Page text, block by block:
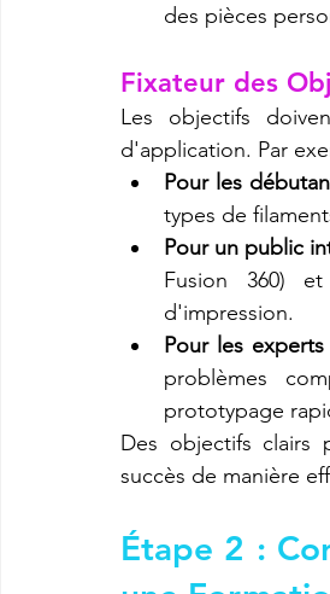
des pièces
Fixateur des
Les objectifs
d'application. Par
Pour les
types de
Pour un public
Fusion 360)
d'impression.
Pour les experts
problèmes
prototypage
Des objectifs clairs
succès de manière
Étape 2 :